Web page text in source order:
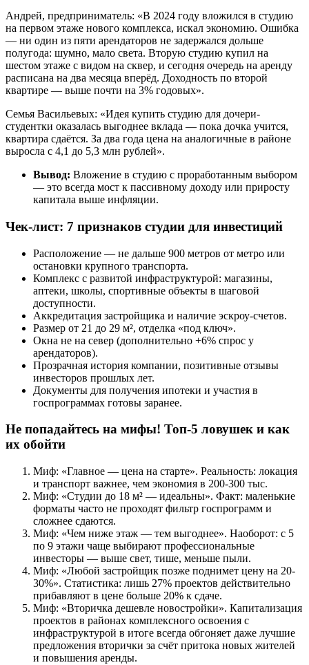
Андрей, предприниматель: «В 2024 году вложился в студию
на первом этаже нового комплекса, искал экономию. Ошибка
— ни один из пяти арендаторов не задержался дольше
полугода: шумно, мало света. Вторую студию купил на
шестом этаже с видом на сквер, и сегодня очередь на аренду
расписана на два месяца вперёд. Доходность по второй
квартире — выше почти на 3% годовых».
Семья Васильевых: «Идея купить студию для дочери-
студентки оказалась выгоднее вклада — пока дочка учится,
квартира сдаётся. За два года цена на аналогичные в районе
выросла с 4,1 до 5,3 млн рублей».
Вывод: Вложение в студию с проработанным выбором
— это всегда мост к пассивному доходу или приросту
капитала выше инфляции.
Чек-лист: 7 признаков студии для инвестиций
Расположение — не дальше 900 метров от метро или
остановки крупного транспорта.
Комплекс с развитой инфраструктурой: магазины,
аптеки, школы, спортивные объекты в шаговой
доступности.
Аккредитация застройщика и наличие эскроу-счетов.
Размер от 21 до 29 м², отделка «под ключ».
Окна не на север (дополнительно +6% спрос у
арендаторов).
Прозрачная история компании, позитивные отзывы
инвесторов прошлых лет.
Документы для получения ипотеки и участия в
госпрограммах готовы заранее.
Не попадайтесь на мифы! Топ-5 ловушек и как
их обойти
Миф: «Главное — цена на старте». Реальность: локация
и транспорт важнее, чем экономия в 200-300 тыс.
Миф: «Студии до 18 м² — идеальны». Факт: маленькие
форматы часто не проходят фильтр госпрограмм и
сложнее сдаются.
Миф: «Чем ниже этаж — тем выгоднее». Наоборот: с 5
по 9 этажи чаще выбирают профессиональные
инвесторы — выше свет, тише, меньше пыли.
Миф: «Любой застройщик позже поднимет цену на 20-
30%». Статистика: лишь 27% проектов действительно
прибавляют в цене больше 20% к сдаче.
Миф: «Вторичка дешевле новостройки». Капитализация
проектов в районах комплексного освоения с
инфраструктурой в итоге всегда обгоняет даже лучшие
предложения вторички за счёт притока новых жителей
и повышения аренды.